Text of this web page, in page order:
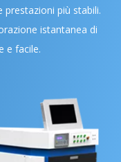
prestazioni più stabili.
istantanea di
e facile.